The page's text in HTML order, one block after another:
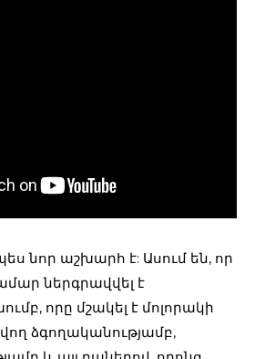
նոր աշխարհ է: Ասում են, որ
ներգրավվել է
որը մշակել է մոլորակի
ձգողականությամբ,